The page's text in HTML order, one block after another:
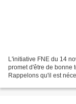
L'initiative FNE du 14
promet d'être de bonne
Rappelons qu'il est